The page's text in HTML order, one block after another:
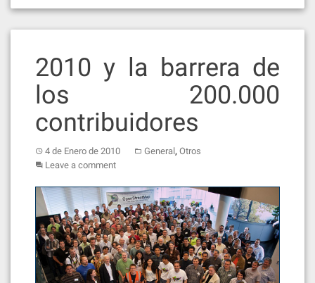
2010 y la barrera de
los 200.000
contribuidores
4 de Enero de 2010 General, Otros
Leave a comment